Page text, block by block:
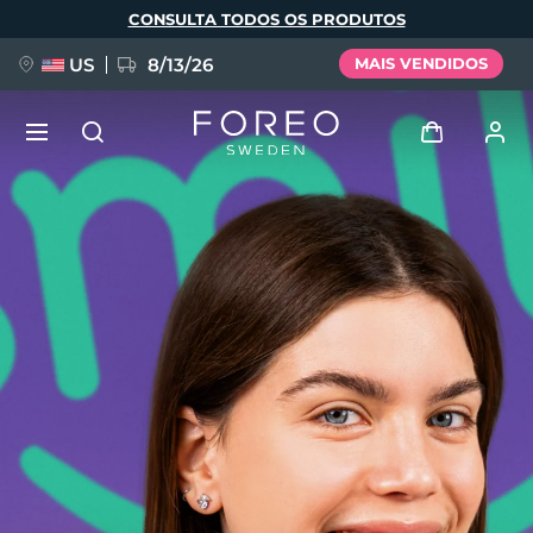
principal
CONSULTA TODOS OS PRODUTOS
US 8/13/26 MAIS VENDIDOS
Entrar
Perfil de usuário
Meus aparelhos
Meus pedidos
Meus endereços
As minhas subscrições
NOVIDADE
FAQ™ Pure Beauty-Tech Elixir
BREAKING NEWS
issa™ Teeth Whitening Set
Idioma
English Deutsch
Español
Français
Italiano
Português
Polski
Svenska
Русский
Türkçe
简体中文 繁體中文